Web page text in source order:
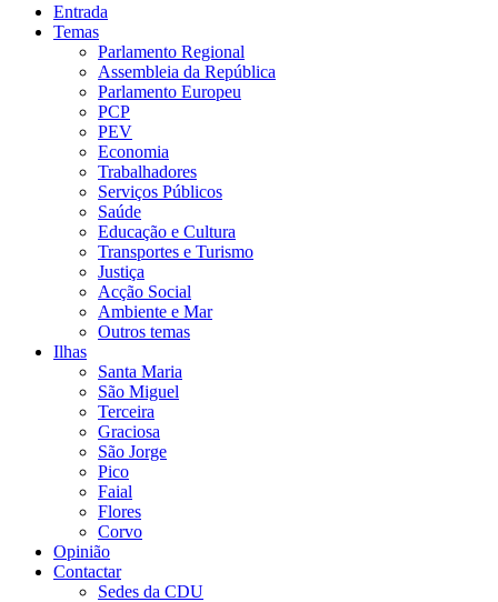
Entrada
Temas
Parlamento Regional
Assembleia da República
Parlamento Europeu
PCP
PEV
Economia
Trabalhadores
Serviços Públicos
Saúde
Educação e Cultura
Transportes e Turismo
Justiça
Acção Social
Ambiente e Mar
Outros temas
Ilhas
Santa Maria
São Miguel
Terceira
Graciosa
São Jorge
Pico
Faial
Flores
Corvo
Opinião
Contactar
Sedes da CDU